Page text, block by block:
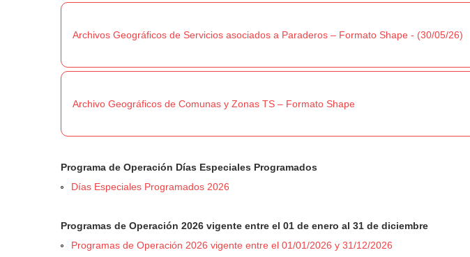
Archivos Geográficos de Servicios asociados a Paraderos – Formato Shape - (30/05/26)
Archivo Geográficos de Comunas y Zonas TS – Formato Shape
Programa de Operación Días Especiales Programados
Días Especiales Programados 2026
Programas de Operación 2026 vigente entre el 01 de enero al 31 de diciembre
Programas de Operación 2026 vigente entre el 01/01/2026 y 31/12/2026